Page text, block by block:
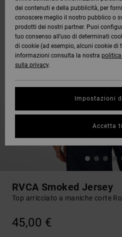
RVCA Smoked Jersey
Top arricciato a maniche corte
45,00 €
dei contenuti e della pubblicità, per
conoscere meglio il nostro pubblico o
prodotti dei nostri partner. Puoi
tuo consenso all’uso di determinati
di cookie (ad esempio, alcuni cookie di
informazioni consulta la nostra
sulla privacy.
Impostazioni
Accetta